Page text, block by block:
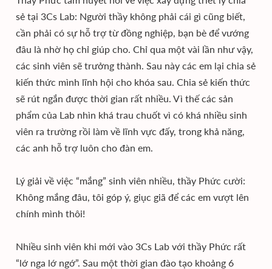
sẻ tại 3Cs Lab: Người thầy không phải cái gì cũng biết,
cần phải có sự hỗ trợ từ đồng nghiệp, bạn bè để vướng
đâu là nhờ họ chỉ giúp cho. Chỉ qua một vài lần như vậy,
các sinh viên sẽ trưởng thành. Sau này các em lại chia sẻ
kiến thức mình lĩnh hội cho khóa sau. Chia sẻ kiến thức
sẽ rút ngắn được thời gian rất nhiều. Vì thế các sản
phẩm của Lab nhìn khá trau chuốt vì có khá nhiều sinh
viên ra trường rồi làm về lĩnh vực đấy, trong khả năng,
các anh hỗ trợ luôn cho đàn em.
Lý giải về việc “mắng” sinh viên nhiều, thầy Phức cười:
Không mắng đâu, tôi góp ý, giục giã để các em vượt lên
chính mình thôi!
Nhiều sinh viên khi mới vào 3Cs Lab với thầy Phức rất
“lớ nga lớ ngớ”. Sau một thời gian đào tạo khoảng 6